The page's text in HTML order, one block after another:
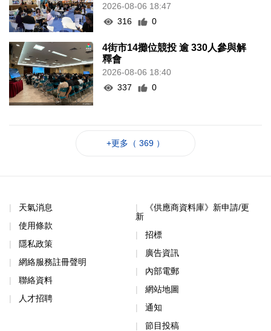
2026-08-06 18:47
316
0
4街市14攤位競投 逾 330人參與解
釋會
2026-08-06 18:40
337
0
+更多（ 369 ）
天氣消息
使用條款
隱私政策
網絡服務註冊聲明
聯絡資料
人才招聘
《供應商資料庫》新申請/更
新
招標
廣告資訊
內部電郵
網站地圖
通知
節目投稿